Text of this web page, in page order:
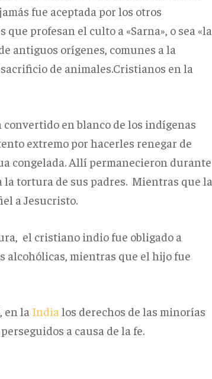
fue aceptada por los otros
profesan el culto a «Sarna», o sea «la
antiguos orígenes, comunes a la
de animales.Cristianos en la
en blanco de los indígenas
extremo por hacerles renegar de
congelada. Allí permanecieron durante
tortura de sus padres. Mientras que la
a Jesucristo.
el cristiano indio fue obligado a
alcohólicas, mientras que el hijo fue
en la India los derechos de las minorías
a causa de la fe.